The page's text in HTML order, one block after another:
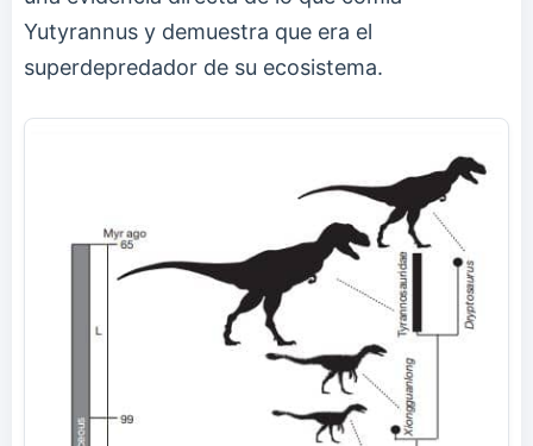
Yutyrannus y demuestra que era el
superdepredador de su ecosistema.